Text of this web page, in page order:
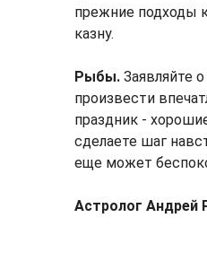
прежние подходы
казну.
Рыбы. Заявляйте
произвести
праздник -
сделаете шаг
еще может
Астролог Андрей